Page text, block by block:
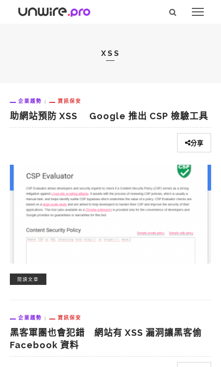
XSS
企業趨勢 資訊保安
助網站預防 XSS Google 推出 CSP 檢驗工具
分享
閱讀文章
企業趨勢 資訊保安
黑客軍團也會犯錯 網站有 XSS 漏洞讓黑客偷
Facebook 資料